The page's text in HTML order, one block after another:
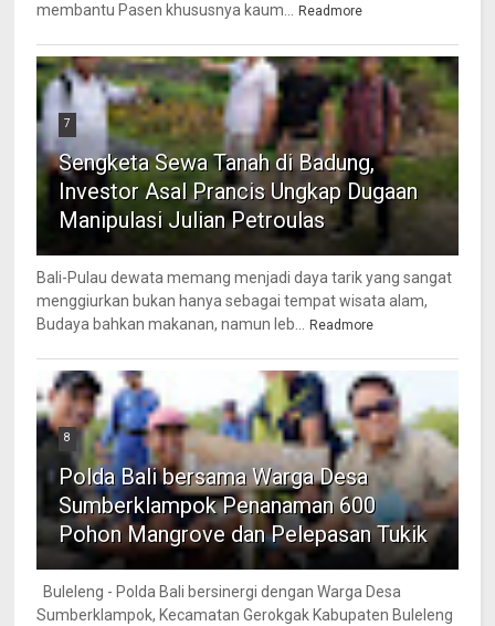
membantu Pasen khususnya kaum...
Readmore
7
Sengketa Sewa Tanah di Badung,
Investor Asal Prancis Ungkap Dugaan
Manipulasi Julian Petroulas
Bali-Pulau dewata memang menjadi daya tarik yang sangat
menggiurkan bukan hanya sebagai tempat wisata alam,
Budaya bahkan makanan, namun leb...
Readmore
8
Polda Bali bersama Warga Desa
Sumberklampok Penanaman 600
Pohon Mangrove dan Pelepasan Tukik
Buleleng - Polda Bali bersinergi dengan Warga Desa
Sumberklampok, Kecamatan Gerokgak Kabupaten Buleleng